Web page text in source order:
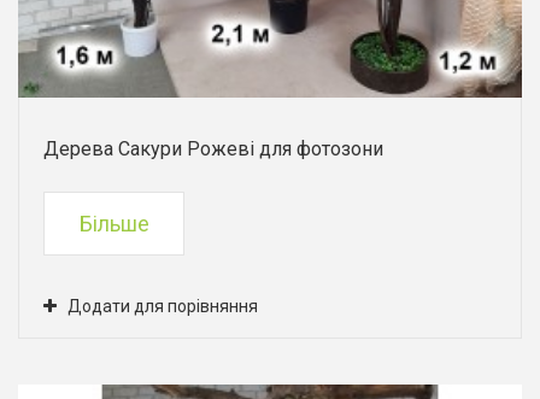
Дерева Сакури Рожеві для фотозони
Більше
Додати для порівняння